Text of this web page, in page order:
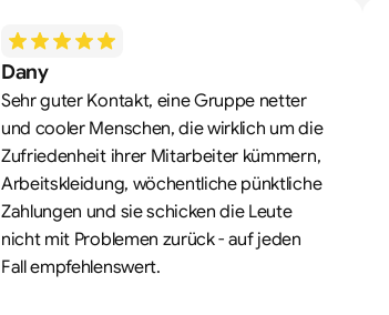
Dany
Sehr guter Kontakt, eine Gruppe netter
und cooler Menschen, die wirklich um die
Zufriedenheit ihrer Mitarbeiter kümmern,
Arbeitskleidung, wöchentliche pünktliche
Zahlungen und sie schicken die Leute
nicht mit Problemen zurück - auf jeden
Fall empfehlenswert.